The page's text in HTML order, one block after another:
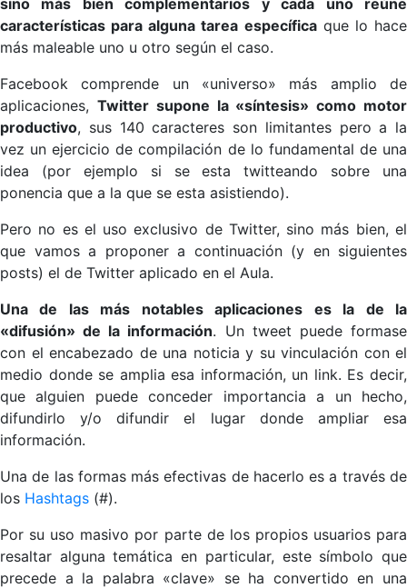
sino más bien complementarios y cada uno reúne
características para alguna tarea específicaque lo hace
más maleable uno u otro según el caso.
Facebook comprende un «universo» más amplio de
aplicaciones, Twitter supone la «síntesis» como motor
productivo, sus 140 caracteres son limitantes pero a la
vez un ejercicio de compilación de lo fundamental de una
idea (por ejemplo si se esta twitteando sobre una
ponencia que a la que se esta asistiendo).
Pero no es el uso exclusivo de Twitter, sino más bien, el
que vamos a proponer a continuación (y en siguientes
posts) el de Twitter aplicado en el Aula.
Una de las más notables aplicaciones es la de la
«difusión» de la información. Un tweet puede formase
con el encabezado de una noticia y su vinculación con el
medio donde se amplia esa información, un link. Es decir,
que alguien puede conceder importancia a un hecho,
difundirlo y/o difundir el lugar donde ampliar esa
información.
Una de las formas más efectivas de hacerlo es a través de
los Hashtags (#).
Por su uso masivo por parte de los propios usuarios para
resaltar alguna temática en particular, este símbolo que
precede a la palabra «clave» se ha convertido en una